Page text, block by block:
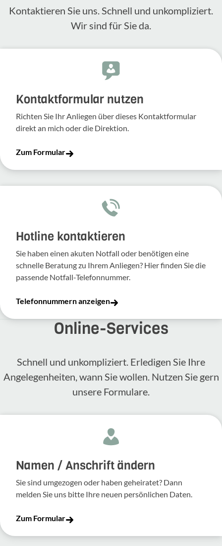
Kontak­tieren Sie uns. Schnell und unkom­pli­ziert.
Wir sind für Sie da.
Kontakt­for­mular nutzen
Richten Sie Ihr Anliegen über dieses Kontakt­for­mular
direkt an mich oder die Direk­tion.
Zum Formular
Hotline kontaktieren
Sie haben einen akuten Notfall oder benötigen eine
schnelle Beratung zu Ihrem Anliegen? Hier finden Sie die
passende Notfall-Telefonnummer.
Telefonnummern anzeigen
Online-​Services
Schnell und unkompliziert. Erledigen Sie Ihre
Angelegenheiten, wann Sie wollen. Nutzen Sie gern
unsere Formulare.
Namen / Anschrift ändern
Sie sind umgezogen oder haben geheiratet? Dann
melden Sie uns bitte Ihre neuen persönlichen Daten.
Zum Formular